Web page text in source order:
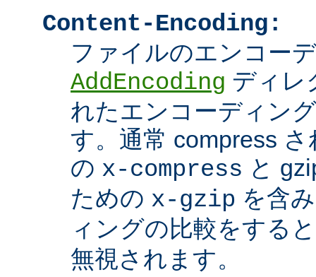
Content-Encoding:
ファイルのエンコー
AddEncoding ディレ
れたエンコーディン
す。通常 compress
の x-compress と
ための x-gzip を含
ィングの比較をする
無視されます。